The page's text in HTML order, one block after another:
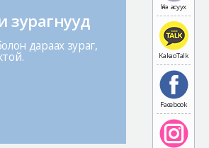
Үнэ асуух
KakaoTalk
Facebook
зурагнууд
дараах зураг,